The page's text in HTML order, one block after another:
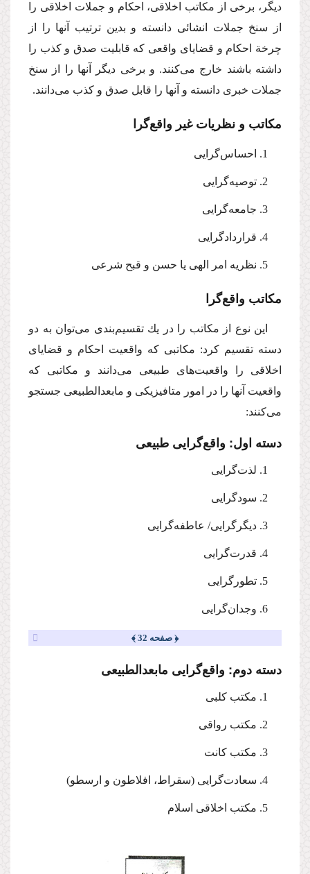
دیگر، برخی از مكاتب اخلاقی، احكام و جملات اخلاقی را
از سنخ جملات انشائی دانسته و بدین ترتیب آنها را از
چرخة احكام و قضایای واقعی كه قابلیت صدق و كذب را
داشته باشند خارج می‌كنند. و برخی دیگر آنها را از سنخ
جملات خبری دانسته و آنها را قابل صدق و كذب می‌دانند.
مكاتب و نظریات غیر واقع‌گرا
‌1. احساس‌گرایی
‌2. توصیه‌گرایی
‌3. جامعه‌گرایی
‌4. قراردادگرایی
‌5. نظریه امر الهی یا حسن و قبح شرعی
مكاتب واقع‌گرا
این نوع از مكاتب را در یك تقسیم‌بندی می‌توان به دو
دسته تقسیم كرد: مكاتبی كه واقعیت احكام و قضایای
اخلاقی را واقعیت‌های طبیعی می‌دانند و مكاتبی كه
واقعیت آنها را در امور متافیزیكی و ‌مابعدالطبیعی جستجو
می‌كنند:
دسته اول: واقع‌گرایی طبیعی
‌1. لذت‌گرایی
‌2. سودگرایی
‌3. دیگرگرایی/ عاطفه‌گرایی
‌4. قدرت‌‌گرایی
‌5. تطورگرایی
‌6. وجدان‌گرایی
﴿ صفحه 32 ﴾
دسته دوم: واقع‌گرایی مابعدالطبیعی
‌1. مكتب كلبی
‌2. مكتب رواقی
‌3. مكتب كانت
‌4. سعادت‌گرایی (‌سقراط، ‌افلاطون‌ و ‌ارسطو)
‌5. مكتب اخلاقی اسلام